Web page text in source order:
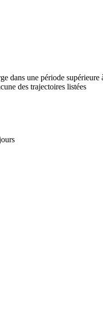
dans une période
des trajectoires listées